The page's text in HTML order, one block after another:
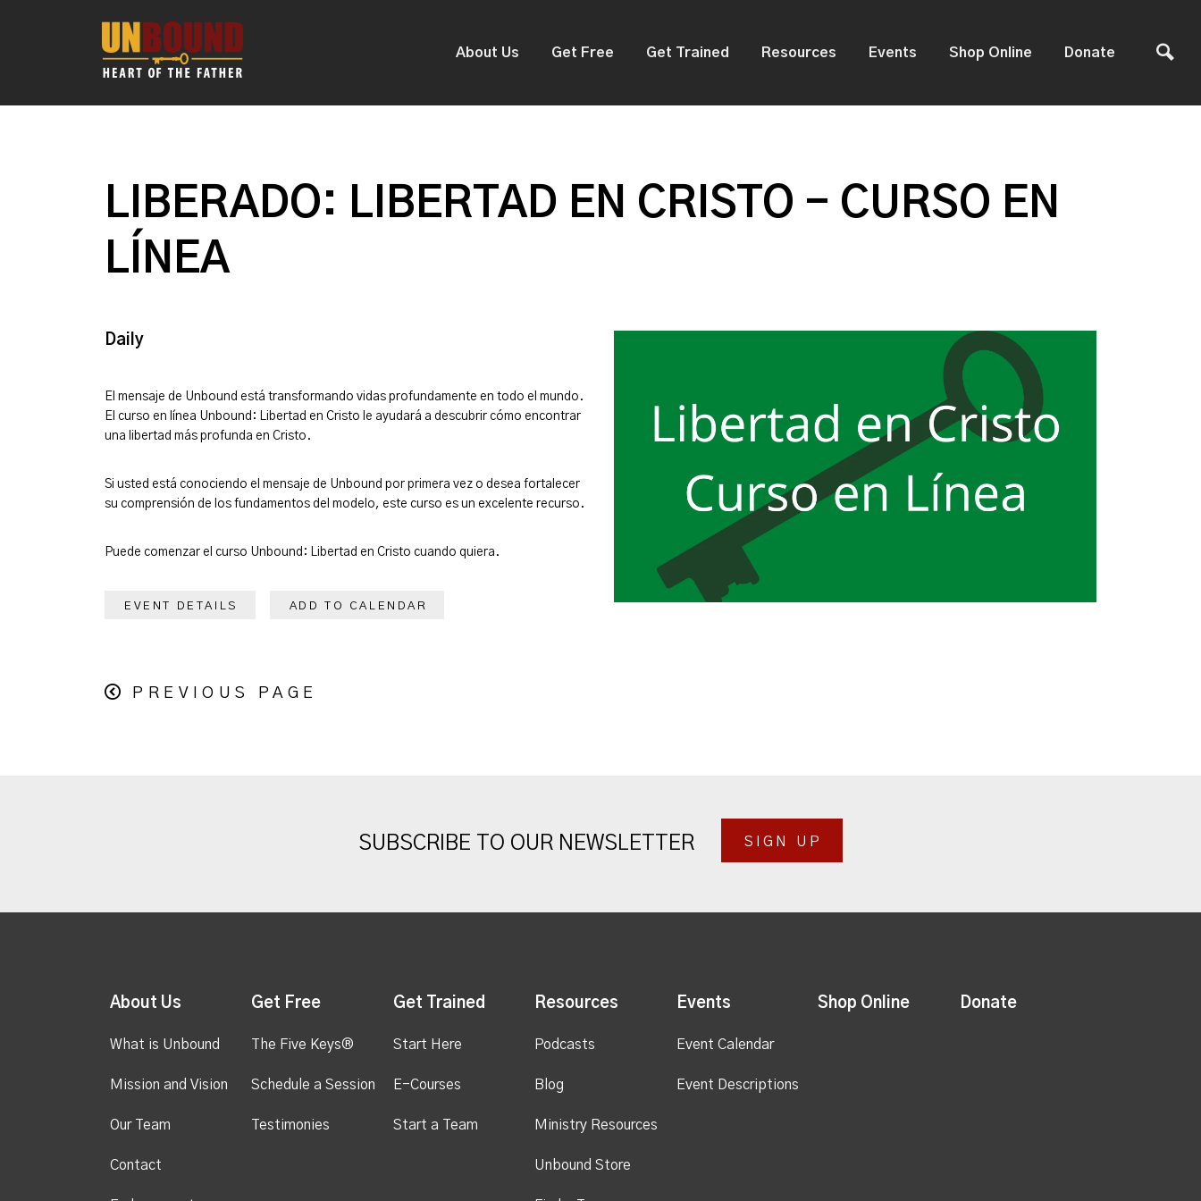
About Us Get Free Get Trained Resources Events Shop Online Donate
LIBERADO: LIBERTAD EN CRISTO - CURSO EN
LÍNEA
Daily
El mensaje de Unbound está transformando vidas profundamente en todo el mundo.
El curso en línea Unbound: Libertad en Cristo le ayudará a descubrir cómo encontrar
una libertad más profunda en Cristo.
Si usted está conociendo el mensaje de Unbound por primera vez o desea fortalecer
su comprensión de los fundamentos del modelo, este curso es un excelente recurso.
Puede comenzar el curso Unbound: Libertad en Cristo cuando quiera.
EVENT DETAILS ADD TO CALENDAR
PREVIOUS PAGE
SUBSCRIBE TO OUR NEWSLETTER SIGN UP
About Us
What is Unbound
Mission and Vision
Our Team
Contact
Get Free
The Five Keys®
Schedule a Session
Testimonies
Get Trained
Start Here
E-Courses
Start a Team
Resources
Podcasts
Blog
Ministry Resources
Unbound Store
Events
Event Calendar
Event Descriptions
Shop Online Donate